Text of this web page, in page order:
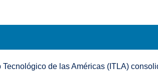
de las Américas (ITLA)